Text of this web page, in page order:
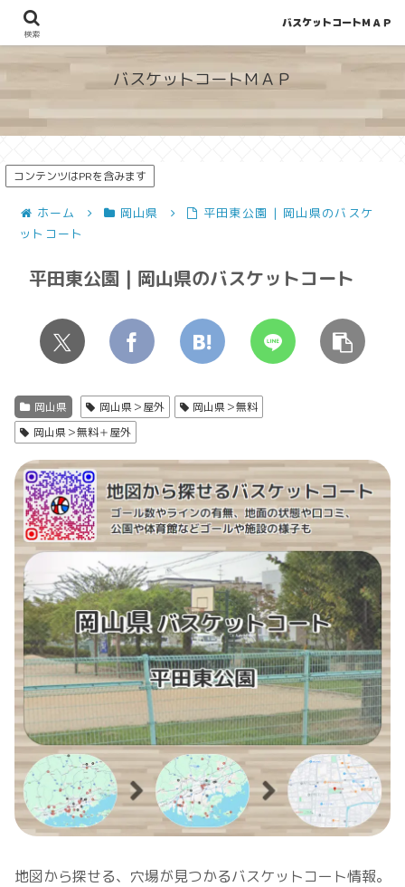
地図から探せる！穴場が見つかるバスケットコート情報
バスケットコートＭＡＰ
コンテンツはPRを含みます
ホーム 岡山県
平田東公園 | 岡山県のバスケ
ットコート
平田東公園 | 岡山県のバスケットコート
岡山県 岡山県＞屋外
岡山県＞無料
岡山県＞無料＋屋外
地図から探せる、穴場が見つかるバスケットコート情報。
検索
バスケットコートＭＡＰ